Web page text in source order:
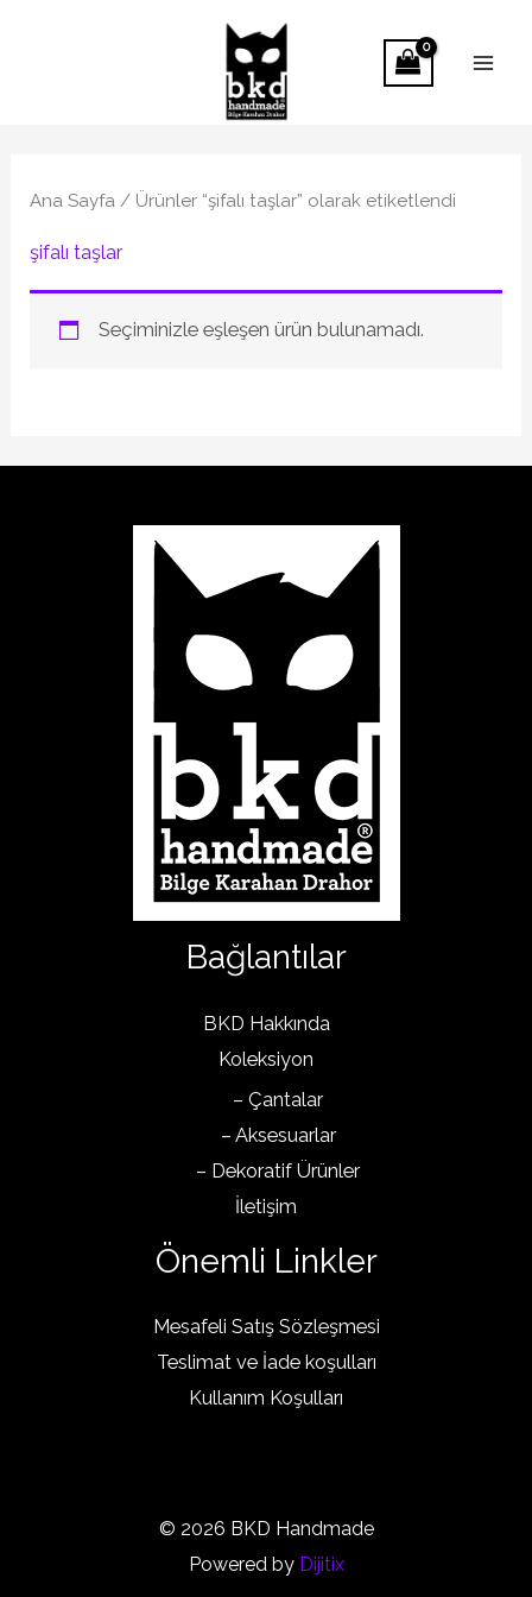
Ana Sayfa / Ürünler “şifalı taşlar” olarak etiketlendi
şifalı taşlar
Seçiminizle eşleşen ürün bulunamadı.
Bağlantılar
BKD Hakkında
Koleksiyon
– Çantalar
– Aksesuarlar
– Dekoratif Ürünler
İletişim
Önemli Linkler
Mesafeli Satış Sözleşmesi
Teslimat ve İade koşulları
Kullanım Koşulları
© 2026 BKD Handmade
Powered by Dijitix